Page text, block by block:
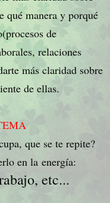
qué manera y porqué
de
relaciones
más claridad sobre
de ellas.
que se te repite?
en la energía:
etc...